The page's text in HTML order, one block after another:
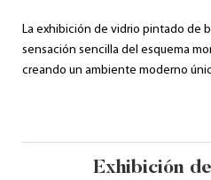
La exhibición de vidrio pintado de
sensación sencilla del esquema
creando un ambiente moderno
Exhibición